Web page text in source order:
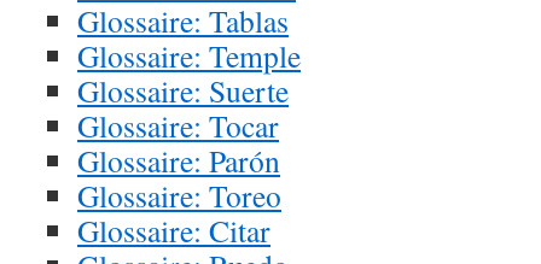
Glossaire: Tablas
Glossaire: Temple
Glossaire: Suerte
Glossaire: Tocar
Glossaire: Parón
Glossaire: Toreo
Glossaire: Citar